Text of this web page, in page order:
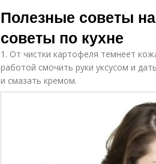
Полезные советы
советы по кухне
1. От чистки картофеля темнеет
работой смочить руки уксусом и
и смазать кремом.